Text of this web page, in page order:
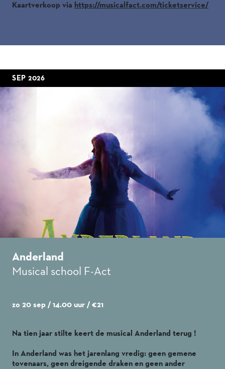
Kaartverkoop via https://musicalfact.com/ticketservice/
SEP 2026
Anderland
Musical school F-Act
zo 20 sep / 14.00 uur / €21
Na tien jaar stilte keert de musical Anderland terug !
In Anderland was het jarenlang vredig: geen gemene
tovenaars, geen dreigende draken en geen ander